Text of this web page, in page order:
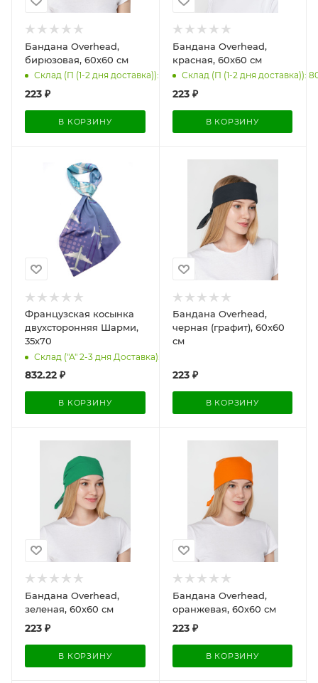
Бандана Overhead,
бирюзовая, 60х60 см
Склад (П (1-2 дня доставка)): 3
223 ₽
В КОРЗИНУ
Бандана Overhead,
красная, 60х60 см
Склад (П (1-2 дня доставка)):
223₽
В КОРЗИНУ
Французская косынка
двухсторонняя Шарми,
35х70
Склад ("А" 2-3 дня Доставка): 10004
832.22 ₽
В КОРЗИНУ
Бандана Overhead,
черная (графит), 60х60
см
223₽
В КОРЗИНУ
Бандана Overhead,
зеленая, 60х60 см
223 ₽
В КОРЗИНУ
Бандана Overhead,
оранжевая, 60х60 см
223₽
В КОРЗИНУ